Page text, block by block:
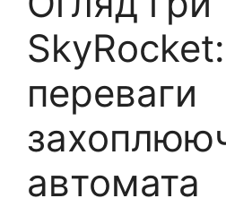
SkyRocket:
переваги
автомата